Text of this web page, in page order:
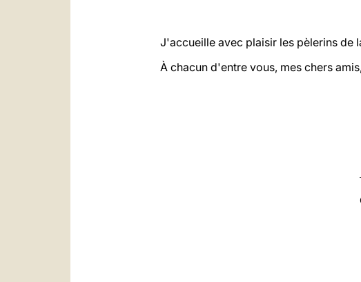
J'accueille avec plaisir les pèlerins de
À chacun d'entre vous, mes chers